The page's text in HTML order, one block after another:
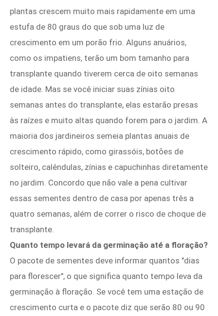
plantas crescem muito mais rapidamente em uma
estufa de 80 graus do que sob uma luz de
crescimento em um porão frio. Alguns anuários,
como os impatiens, terão um bom tamanho para
transplante quando tiverem cerca de oito semanas
de idade. Mas se você iniciar suas zínias oito
semanas antes do transplante, elas estarão presas
às raízes e muito altas quando forem para o jardim. A
maioria dos jardineiros semeia plantas anuais de
crescimento rápido, como girassóis, botões de
solteiro, calêndulas, zínias e capuchinhas diretamente
no jardim. Concordo que não vale a pena cultivar
essas sementes dentro de casa por apenas três a
quatro semanas, além de correr o risco de choque de
transplante.
Quanto tempo levará da germinação até a floração?
O pacote de sementes deve informar quantos "dias
para florescer", o que significa quanto tempo leva da
germinação à floração. Se você tem uma estação de
crescimento curta e o pacote diz que serão 80 ou 90